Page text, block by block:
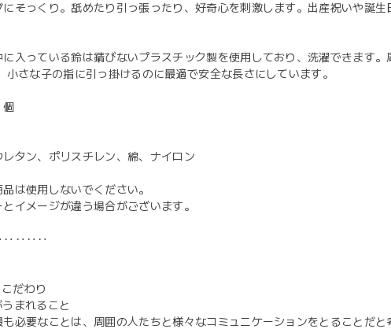
そっくり。舐めたり引っ張ったり、好奇心を刺激します。出産祝いや誕
に入っている鈴は錆びないプラスチック製を使用しており、洗濯できます
さな子の指に引っ掛けるのに最適で安全な長さにしています。
個
タン、ポリスチレン、綿、ナイロン
は使用しないでください。
イメージが違う場合がございます。
だわり
まれること
必要なことは、周囲の人たちと様々なコミュニケーションをとることだ